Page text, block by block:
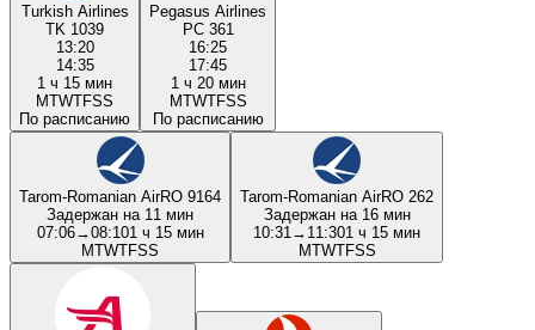
Turkish Airlines
TK 1039
13:20
14:35
1 ч 15 мин
MTWTFSS
По расписанию
Pegasus Airlines
PC 361
16:25
17:45
1 ч 20 мин
MTWTFSS
По расписанию
Tarom-Romanian AirRO 9164
Задержан на 11 мин
07:06→08:101 ч 15 мин
MTWTFSS
Tarom-Romanian AirRO 262
Задержан на 16 мин
10:31 → 11:301 ч 15 мин
MTWTFSS